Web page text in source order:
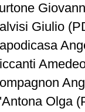
Giulio
Olga